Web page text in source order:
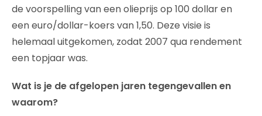
de voorspelling van een olieprijs op 100 dollar en
een euro/dollar-koers van 1,50. Deze visie is
helemaal uitgekomen, zodat 2007 qua rendement
een topjaar was.
Wat is je de afgelopen jaren tegengevallen en
waarom?